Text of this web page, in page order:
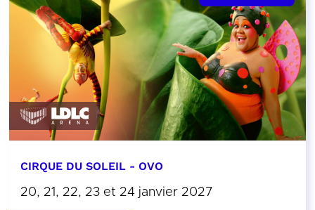
CIRQUE DU SOLEIL - OVO
20, 21, 22, 23 et 24 janvier 2027